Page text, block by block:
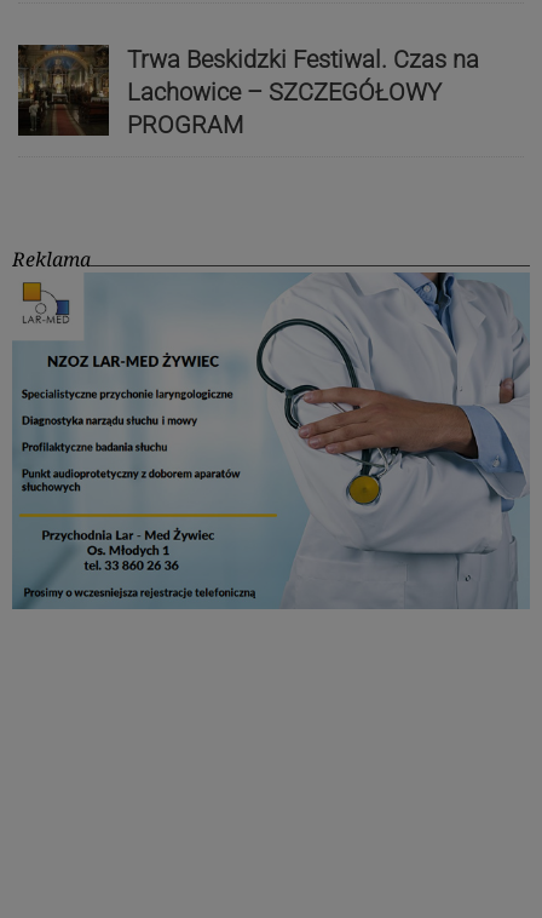
Trwa Beskidzki Festiwal. Czas na
Lachowice – SZCZEGÓŁOWY
PROGRAM
Reklama